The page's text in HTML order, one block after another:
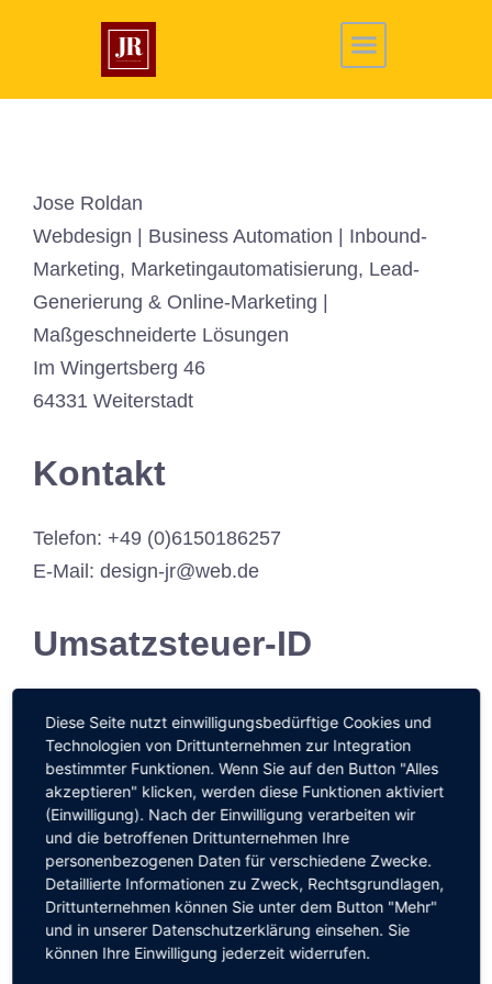
Jose Roldan
Webdesign | Business Automation | Inbound-
Marketing, Marketingautomatisierung, Lead-
Generierung & Online-Marketing |
Maßgeschneiderte Lösungen
Im Wingertsberg 46
64331 Weiterstadt
Kontakt
Telefon: +49 (0)6150186257
E-Mail: design-jr@web.de
Umsatzsteuer-ID
27 a Umsatzsteuergesetz:
DE245101328
Redaktionell
verantwortlich
Jose Roldan
Diese Seite nutzt einwilligungsbedürftige Cookies und
Technologien von Drittunternehmen zur Integration
bestimmter Funktionen. Wenn Sie auf den Button "Alles
akzeptieren" klicken, werden diese Funktionen aktiviert
(Einwilligung). Nach der Einwilligung verarbeiten wir
und die betroffenen Drittunternehmen Ihre
personenbezogenen Daten für verschiedene Zwecke.
Detaillierte Informationen zu Zweck, Rechtsgrundlagen,
Drittunternehmen können Sie unter dem Button "Mehr"
und in unserer Datenschutzerklärung einsehen. Sie
können Ihre Einwilligung jederzeit widerrufen.